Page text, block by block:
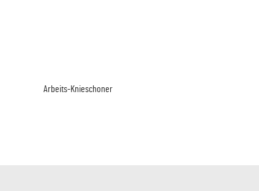
Arbeits-Knieschoner